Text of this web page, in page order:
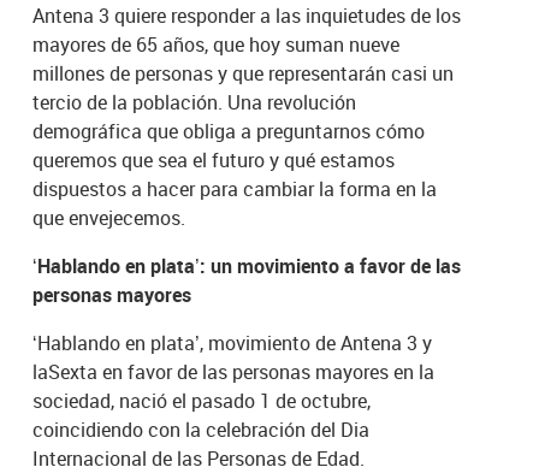
Antena 3 quiere responder a las inquietudes de los
mayores de 65 años, que hoy suman nueve
millones de personas y que representarán casi un
tercio de la población. Una revolución
demográfica que obliga a preguntarnos cómo
queremos que sea el futuro y qué estamos
dispuestos a hacer para cambiar la forma en la
que envejecemos.
‘Hablando en plata’: un movimiento a favor de las
personas mayores
‘Hablando en plata’, movimiento de Antena 3 y
laSexta en favor de las personas mayores en la
sociedad, nació el pasado 1 de octubre,
coincidiendo con la celebración del Dia
Internacional de las Personas de Edad.